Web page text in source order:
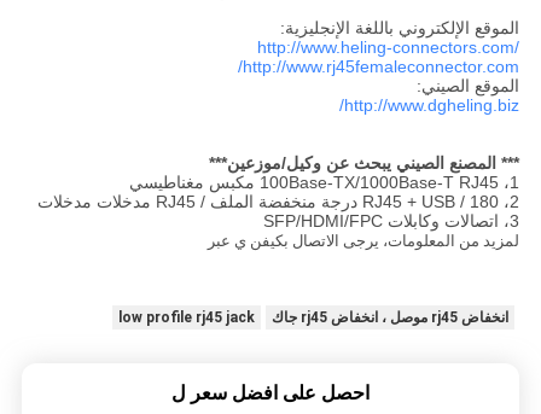
الموقع الإلكتروني باللغة الإنجليزية:
http://www.heling-connectors.com/
http://www.rj45femaleconnector.com/
الموقع الصيني:
http://www.dgheling.biz/
*** المصنع الصيني يبحث عن وكيل/موزعين***
1، 100Base-TX/1000Base-T RJ45 مكبس مغناطيسي
2، RJ45 + USB / 180 درجة منخفضة الملف / RJ45 مدخلات مدخلات
3، اتصالات وكابلات SFP/HDMI/FPC
لمزيد من المعلومات، يرجى الاتصال بكيفن ي عبر
انخفاض rj45 موصل ، انخفاض rj45 جاك low profile rj45 jack
احصل على افضل سعر ل